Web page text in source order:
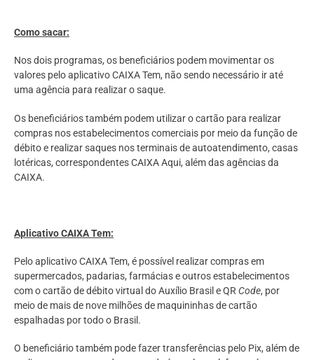
Como sacar:
Nos dois programas, os beneficiários podem movimentar os
valores pelo aplicativo CAIXA Tem, não sendo necessário ir até
uma agência para realizar o saque.
Os beneficiários também podem utilizar o cartão para realizar
compras nos estabelecimentos comerciais por meio da função de
débito e realizar saques nos terminais de autoatendimento, casas
lotéricas, correspondentes CAIXA Aqui, além das agências da
CAIXA.
Aplicativo CAIXA Tem:
Pelo aplicativo CAIXA Tem, é possível realizar compras em
supermercados, padarias, farmácias e outros estabelecimentos
com o cartão de débito virtual do Auxílio Brasil e QRCode, por
meio de mais de nove milhões de maquininhas de cartão
espalhadas por todo o Brasil.
O beneficiário também pode fazer transferências pelo Pix, além de